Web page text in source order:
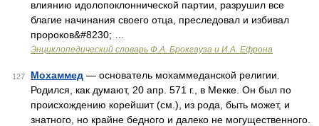
влиянию идолопоклоннической партии, разрушил все
благие начинания своего отца, преследовал и избивал
пророков&#8230; …
Энциклопедический словарь Ф.А. Брокгауза и И.А. Ефрона
127 Мохаммед — основатель мохаммеданской религии.
Родился, как думают, 20 апр. 571 г., в Мекке. Он был по
происхождению корейшит (см.), из рода, быть может, и
знатного, но крайне бедного и далеко не могущественного.